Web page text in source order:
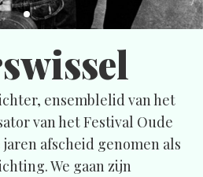
ensemblelid van het
van het Festival Oude
afscheid genomen als
We gaan zijn